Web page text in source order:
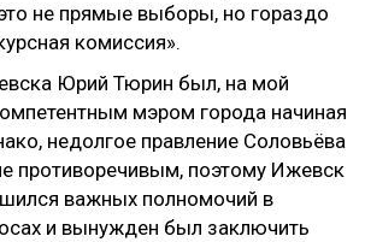
не прямые выборы, но гораздо
комиссия».
Юрий Тюрин был, на мой
мэром города начиная
недолгое правление Соловьёва
противоречивым, поэтому Ижевск
важных полномочий в
и вынужден был заключить